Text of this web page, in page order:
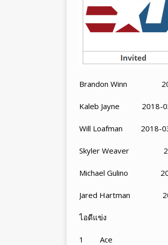
Brandon Winn
Kaleb Jayne 2018-
Will Loafman 2018-
Skyler Weaver
Michael Gulino
Jared Hartman
ไอดีแข่ง
1 Ace